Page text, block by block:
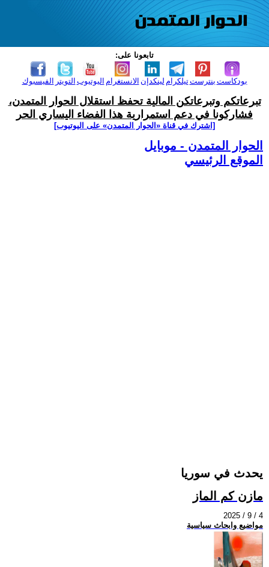
تابعونا على:
الفيسبوك التويتر اليوتيوب الانستغرام لينكدإن تيلكرامبنترست بودكاست
تبرعاتكم وتبرعاتكن المالية تحفظ استقلال الحوار المتمدن،
فشاركونا في دعم استمرارية هذا الفضاء اليساري الحر
[اشترك في قناة ‫«الحوار المتمدن» على اليوتيوب]
الحوار المتمدن - موبايل
الموقع الرئيسي
يحدث في سوريا
مازن كم الماز
2025 / 9 / 4
مواضيع وابحاث سياسية